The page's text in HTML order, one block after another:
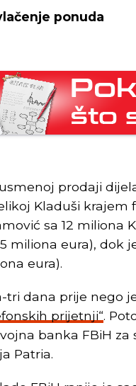
ponuda
prodaji
Kladuši krajem
sa 12 miliona
miliona eura), dok
eura).
tri dana prije nego
prijetnji“.
banka FBiH
Patria.